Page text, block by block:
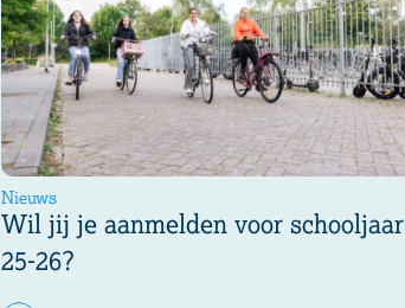
Nieuws
Wil jij je aanmelden voor schooljaar
25-26?